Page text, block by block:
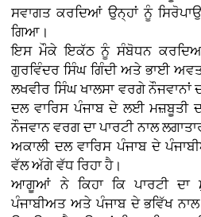
ਸਵਾਗਤ ਕਰਦਿਆਂ ਉਨ੍ਹਾਂ ਨੂੰ
ਗਿਆ।
ਇਸ ਮੌਕੇ ਇਕੱਠ ਨੂੰ ਸੰਬੋਧਨ ਕਰਦਿਆਂ
ਗੁਰਵਿੰਦਰ ਸਿੰਘ ਗਿੰਦੀ ਅਤੇ ਭਾਈ
ਲਖਵੀਰ ਸਿੰਘ ਖਾਲਸਾ ਵਰਗੇ ਨੌਜਵਾਨਾਂ
ਦਲ ਵਾਰਿਸ ਪੰਜਾਬ ਦੇ ਲਈ ਮਜ਼ਬੂਤੀ
ਨੌਜਵਾਨ ਵਰਗ ਦਾ ਪਾਰਟੀ ਨਾਲ
ਅਕਾਲੀ ਦਲ ਵਾਰਿਸ ਪੰਜਾਬ ਦੇ
ਵੱਲ ਅੱਗੇ ਵੱਧ ਰਿਹਾ ਹੈ।
ਆਗੂਆਂ ਨੇ ਕਿਹਾ ਕਿ ਪਾਰਟੀ ਦਾ
ਪੰਜਾਬੀਅਤ ਅਤੇ ਪੰਜਾਬ ਦੇ ਭਵਿੱਖ